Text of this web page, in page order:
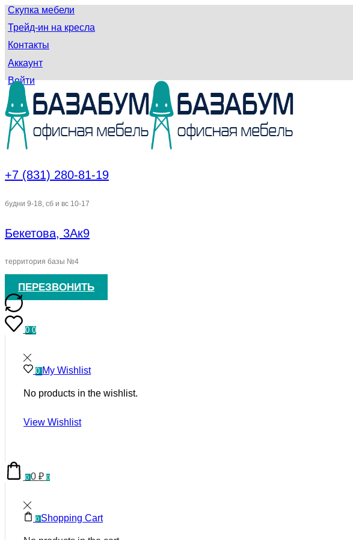
Скупка мебели
Трейд-ин на кресла
Контакты
Аккаунт
Войти
+7 (831) 280-81-19
будни 9-18, сб и вс 10-17
Бекетова, 3Ак9
территория базы №4
ПЕРЕЗВОНИТЬ
00
0 My Wishlist
No products in the wishlist.
View Wishlist
00₽ 0
0 Shopping Cart